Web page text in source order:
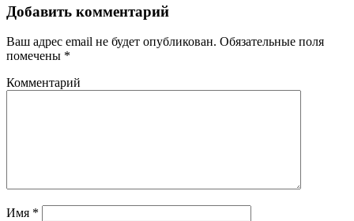
Добавить комментарий
Ваш адрес email не будет опубликован. Обязательные поля
помечены *
Комментарий
Имя *